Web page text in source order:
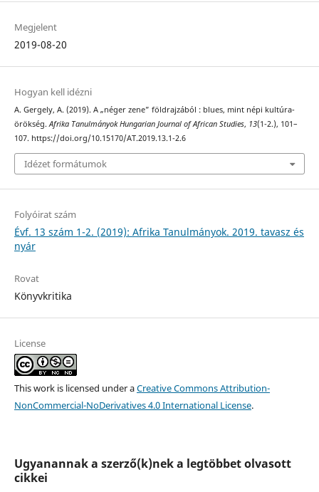
Megjelent
2019-08-20
Hogyan kell idézni
A. Gergely, A. (2019). A „néger zene” földrajzából : blues, mint népi kultúra-
örökség.Afrika Tanulmányok Hungarian Journal of African Studies, 13(1-2.), 101–
107. https://doi.org/10.15170/AT.2019.13.1-2.6
Idézet formátumok
Folyóirat szám
Évf. 13 szám 1-2. (2019): Afrika Tanulmányok. 2019. tavasz és
nyár
Rovat
Könyvkritika
License
This work is licensed under aCreative Commons Attribution-
NonCommercial-NoDerivatives 4.0 International License.
Ugyanannak a szerző(k)nek a legtöbbet olvasott
cikkei